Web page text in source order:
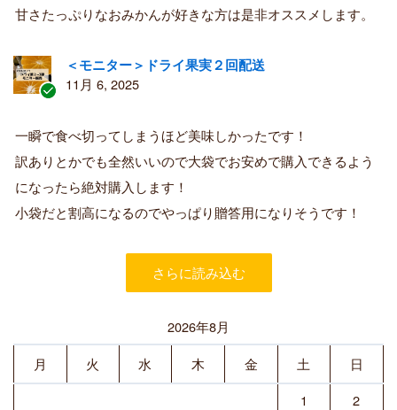
者
甘さたっぷりなおみかんが好きな方は是非オススメします。
証
済
み
購
者
＜モニター＞ドライ果実２回配送
11月 6, 2025
一瞬で食べ切ってしまうほど美味しかったです！
訳ありとかでも全然いいので大袋でお安めで購入できるよう
になったら絶対購入します！
小袋だと割高になるのでやっぱり贈答用になりそうです！
さらに読み込む
2026年8月
月
火 水 木 金 土
日
1
2